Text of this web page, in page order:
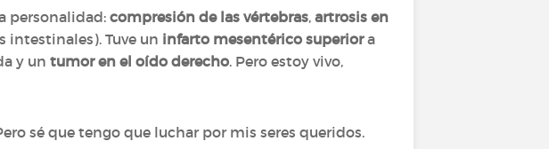
personalidad: compresión de las vértebras, artrosis en
intestinales). Tuve un infarto mesentérico superiora
y un tumor en el oído derecho. Pero estoy vivo,
sé que tengo que luchar por mis seres queridos.